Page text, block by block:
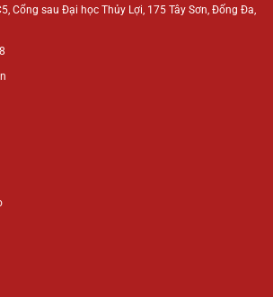
Cổng sau Đại học Thủy Lợi, 175 Tây Sơn, Đống Đa,